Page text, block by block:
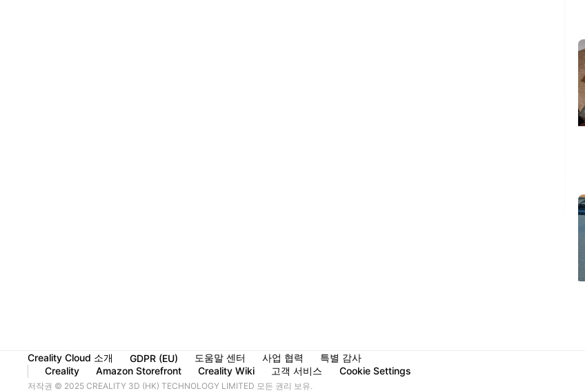
Creality Cloud 소개 GDPR (EU) 도움말 센터 사업 협력
특별 감사
Creality
Amazon Storefront Creality Wiki 고객 서비스 Cookie Settings
저작권 © 2025 CREALITY 3D (HK) TECHNOLOGY LIMITED 모든 권리 보유.